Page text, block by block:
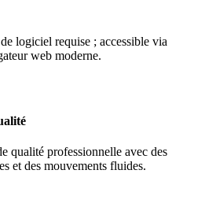
logiciel requise ; accessible via
web moderne.
qualité professionnelle avec des
et des mouvements fluides.